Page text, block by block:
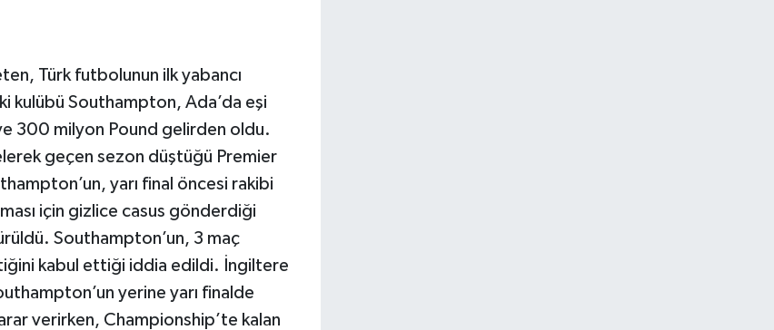
Türk futbolunun ilk yabancı
kulübü Southampton, Ada’da eşi
300 milyon Pound gelirden oldu.
geçen sezon düştüğü Premier
yarı final öncesi rakibi
için gizlice casus gönderdiği
Southampton’un, 3 maç
kabul ettiği iddia edildi. İngiltere
yerine yarı finalde
verirken, Championship’te kalan